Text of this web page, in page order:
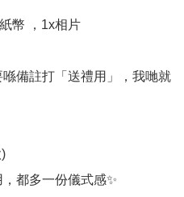
幣 ，1x相片
備註打「送禮用」，我哋就
都多一份儀式感✨